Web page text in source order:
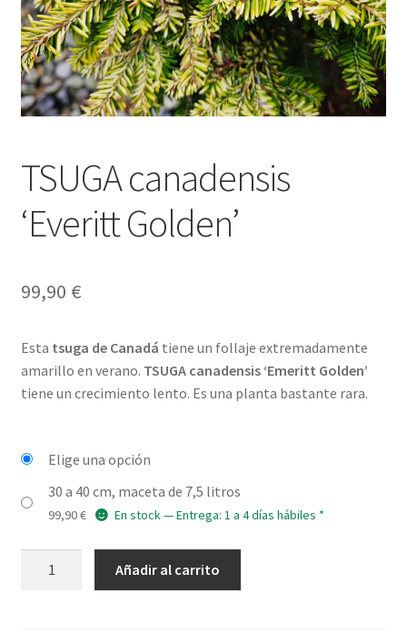
TSUGA canadensis
‘Everitt Golden’
99,90 €
Esta tsuga de Canadá tiene un follaje extremadamente
amarillo en verano. TSUGA canadensis ‘Emeritt Golden’
tiene un crecimiento lento. Es una planta bastante rara.
Elige una opción
30 a 40 cm, maceta de 7,5 litros
99,90€ En stock — Entrega: 1 a 4 días hábiles *
Añadir al carrito